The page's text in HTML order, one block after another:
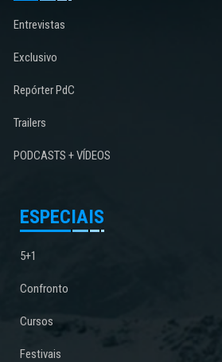
Entrevistas
Exclusivo
Repórter PdC
Trailers
PODCASTS + VÍDEOS
ESPECIAIS
5+1
Confronto
Cursos
Festivais